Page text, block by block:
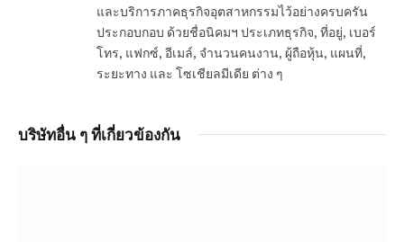
และบริการภาคธุรกิจอุตสาหกรรมไว้อย่างครบครัน
ประกอบกอบ ด้วยชื่อนิคมฯ ประเภทธุรกิจ, ที่อยู่, เบอร์
โทร, แฟกซ์, อีเมล์, จำนวนคนงาน, ผู้ถือหุ้น, แผนที่,
ระยะทาง และ โซเชียลมีเดีย ต่าง ๆ
บริษัทอื่น ๆ ที่เกี่ยวข้องกัน